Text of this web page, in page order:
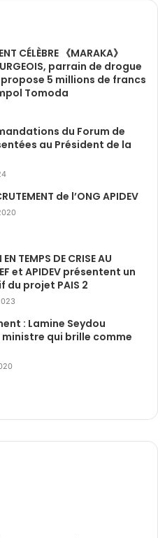
CÉLÈBRE 《MARAKA》
parrain de drogue
5 millions de francs
Tomoda
du Forum de
au Président de la
de l’ONG APIDEV
TEMPS DE CRISE AU
et APIDEV présentent un
du projet PAIS 2
: Lamine Seydou
ministre qui brille comme